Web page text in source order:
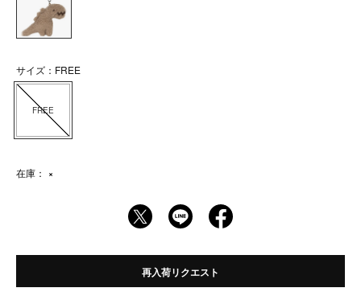
サイズ：FREE
FREE
在庫： ×
再入荷リクエスト